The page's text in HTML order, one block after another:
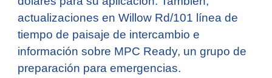
actualizaciones en Willow Rd/101 línea de
tiempo de paisaje de intercambio e
información sobre MPC Ready, un grupo de
preparación para emergencias.